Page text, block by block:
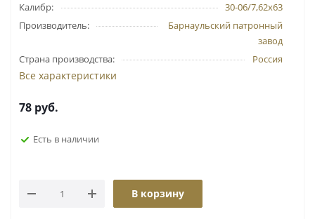
Калибр:
30-06/7,62х63
Производитель:
Барнаульский патронный
завод
Страна производства:
Россия
Все характеристики
78 руб.
Есть в наличии
В корзину